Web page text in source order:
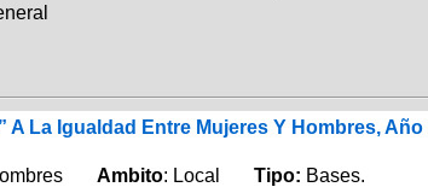
A La Igualdad Entre Mujeres Y Hombres, Año
Ambito: Local Tipo: Bases.